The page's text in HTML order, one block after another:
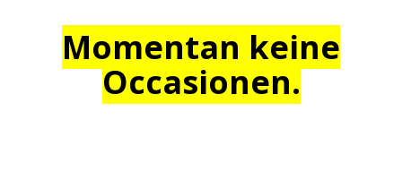
Momentan keine
Occasionen.